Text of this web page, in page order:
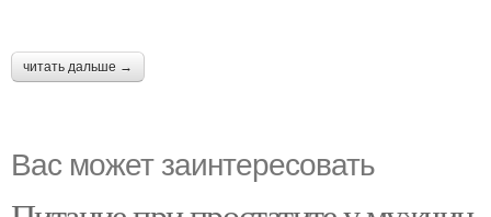
читать дальше →
Вас может заинтересовать